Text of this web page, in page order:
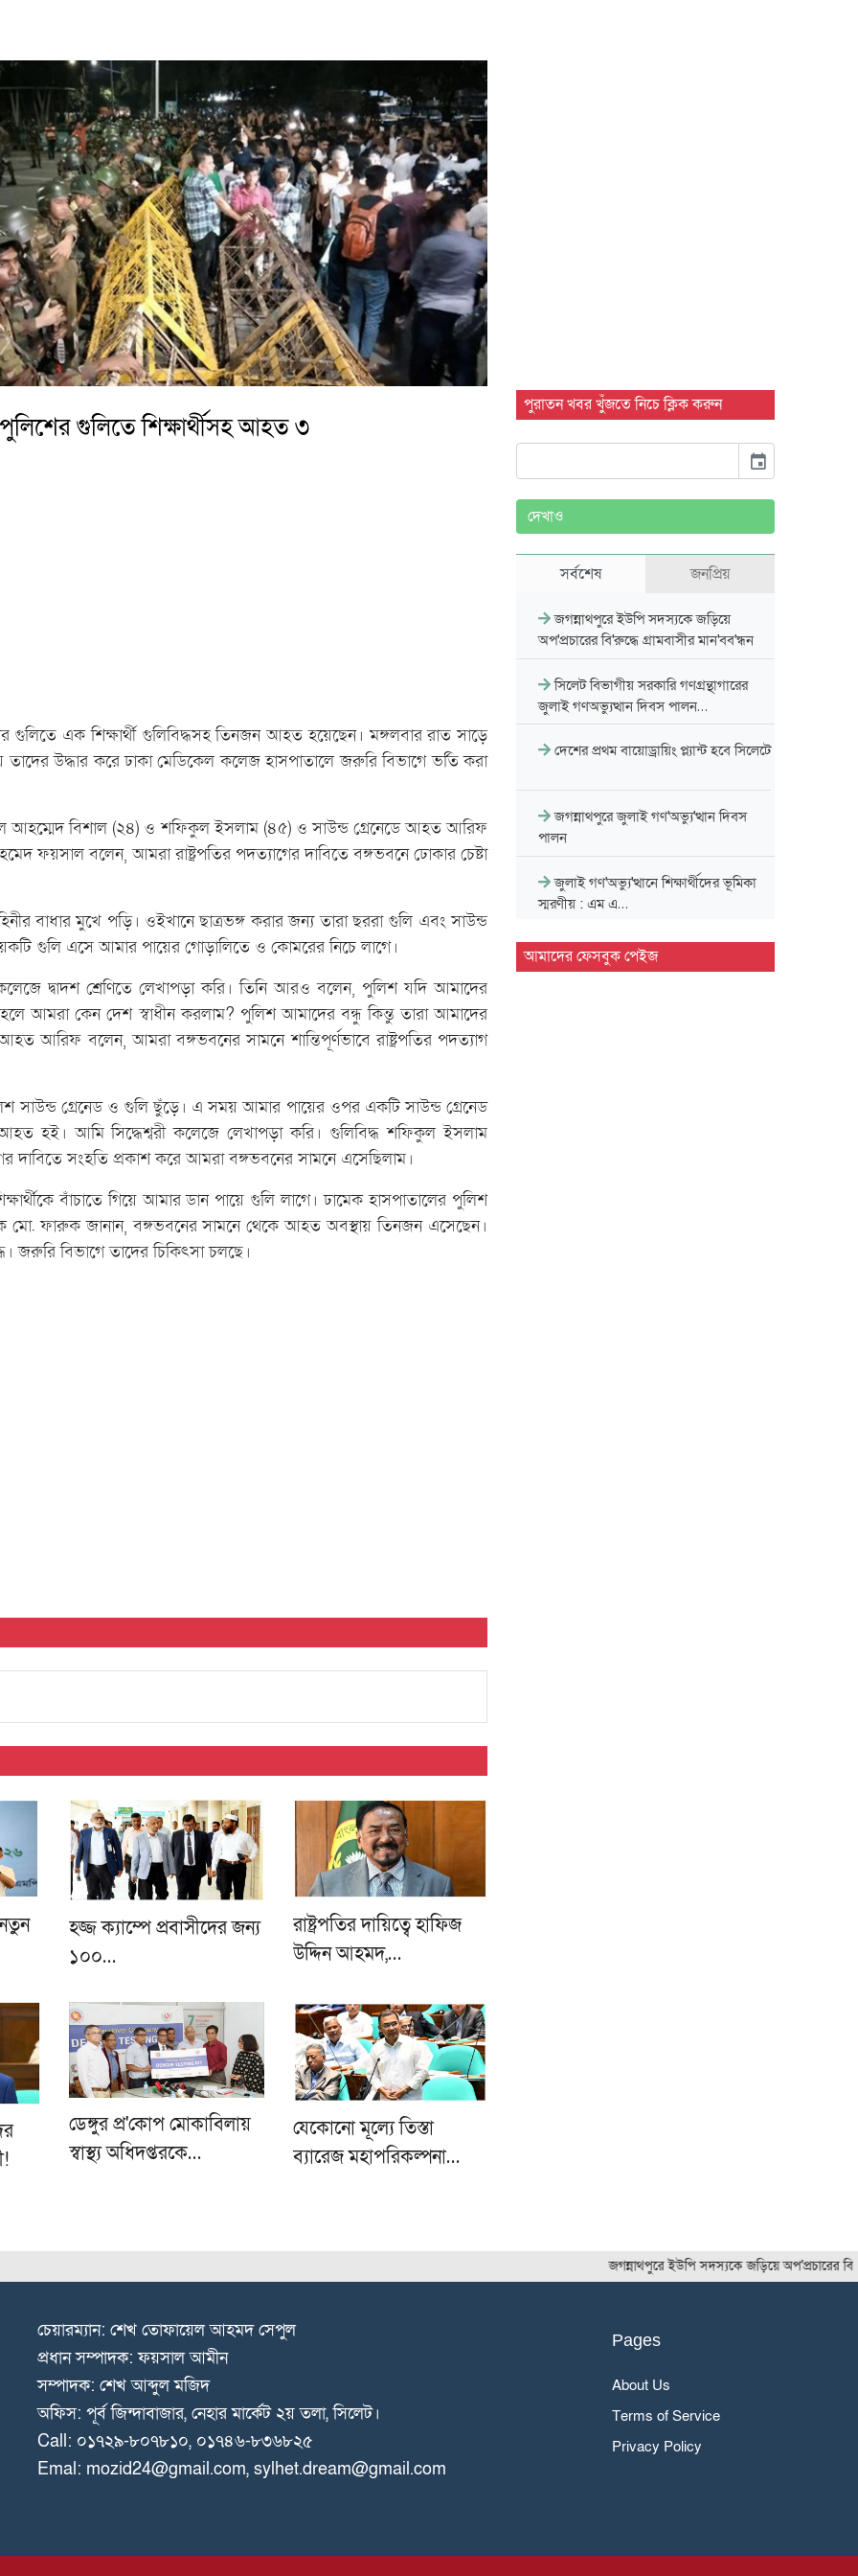
গুলিতে শিক্ষার্থীসহ আহত ৩
গুলিতে এক শিক্ষার্থী গুলিবিদ্ধসহ তিনজন আহত হয়েছেন। মঙ্গলবার রাত সাড়ে
উদ্ধার করে ঢাকা মেডিকেল কলেজ হাসপাতালে জরুরি বিভাগে ভর্তি করা
আহম্মেদ বিশাল (২৪) ও শফিকুল ইসলাম (৪৫) ও সাউন্ড গ্রেনেডে আহত আরিফ
ফয়সাল বলেন, আমরা রাষ্ট্রপতির পদত্যাগের দাবিতে বঙ্গভবনে ঢোকার চেষ্টা
বাধার মুখে পড়ি। ওইখানে ছাত্রভঙ্গ করার জন্য তারা ছররা গুলি এবং সাউন্ড
গুলি এসে আমার পায়ের গোড়ালিতে ও কোমরের নিচে লাগে।
কলেজে দ্বাদশ শ্রেণিতে লেখাপড়া করি। তিনি আরও বলেন, পুলিশ যদি আমাদের
আমরা কেন দেশ স্বাধীন করলাম? পুলিশ আমাদের বন্ধু কিন্তু তারা আমাদের
আরিফ বলেন, আমরা বঙ্গভবনের সামনে শান্তিপূর্ণভাবে রাষ্ট্রপতির পদত্যাগ
সাউন্ড গ্রেনেড ও গুলি ছুঁড়ে। এ সময় আমার পায়ের ওপর একটি সাউন্ড গ্রেনেড
হই। আমি সিদ্ধেশ্বরী কলেজে লেখাপড়া করি। গুলিবিদ্ধ শফিকুল ইসলাম
দাবিতে সংহতি প্রকাশ করে আমরা বঙ্গভবনের সামনে এসেছিলাম।
বাঁচাতে গিয়ে আমার ডান পায়ে গুলি লাগে। ঢামেক হাসপাতালের পুলিশ
মো. ফারুক জানান, বঙ্গভবনের সামনে থেকে আহত অবস্থায় তিনজন এসেছেন।
জরুরি বিভাগে তাদের চিকিৎসা চলছে।
হজ্জ ক্যাম্পে প্রবাসীদের জন্য
১০০…
রাষ্ট্রপতির দায়িত্বে হাফিজ
উদ্দিন আহমদ,…
ডেঙ্গুর প্র'কোপ মোকাবিলায়
স্বাস্থ্য অধিদপ্তরকে…
যেকোনো মূল্যে তিস্তা
ব্যারেজ মহাপরিকল্পনা…
পুরাতন খবর খুঁজতে নিচে ক্লিক করুন
event
দেখাও
সর্বশেষ জনপ্রিয়
জগন্নাথপুরে ইউপি সদস্যকে জড়িয়ে
অপ'প্রচারের বি'রুদ্ধে গ্রামবাসীর মান'বব'ন্ধন
সিলেট বিভাগীয় সরকারি গণগ্রন্থাগারের
জুলাই গণঅভ্যুত্থান দিবস পালন…
দেশের প্রথম বায়োড্রায়িং প্ল্যান্ট হবে সিলেটে
জগন্নাথপুরে জুলাই গণ'অভ্যু'ত্থান দিবস
পালন
জুলাই গণ'অভ্যু'ত্থানে শিক্ষার্থীদের ভূমিকা
স্মরণীয় : এম এ…
সিলেট প্রেসক্লাবে জুলাই গণ-অভ্যুত্থান
দিবসের আলোচনা সভা
আমাদের ফেসবুক পেইজ
জগন্নাথপুরে ইউপি সদস্যকে জড়িয়ে অপ'প্রচারের বি'রুদ্ধে
চেয়ারম্যান: শেখ তোফায়েল আহমদ সেপুল
প্রধান সম্পাদক: ফয়সাল আমীন
সম্পাদক: শেখ আব্দুল মজিদ
অফিস: পূর্ব জিন্দাবাজার, নেহার মার্কেট ২য় তলা, সিলেট।
Call: ০১৭২৯-৮০৭৮১০, ০১৭৪৬-৮৩৬৮২৫
Emal: mozid24@gmail.com, sylhet.dream@gmail.com
Pages
About Us
Terms of Service
Privacy Policy